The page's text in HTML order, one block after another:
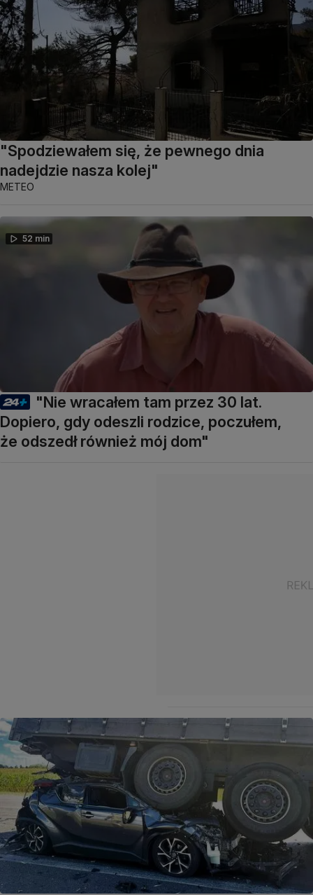
"Spodziewałem się, że pewnego dnia
nadejdzie nasza kolej"
METEO
52 min
"Nie wracałem tam przez 30 lat.
Dopiero, gdy odeszli rodzice, poczułem,
że odszedł również mój dom"